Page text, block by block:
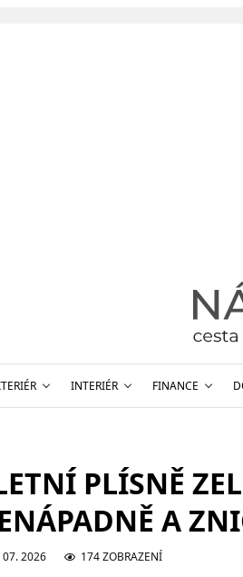
INTERIÉR FINANCE
PLÍSNĚ
A
07. 2026 174 ZOBRAZENÍ